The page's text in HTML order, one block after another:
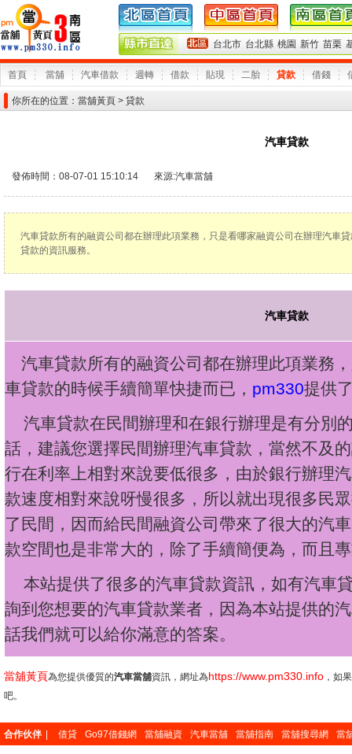
台北市 台北縣 桃園 新竹 苗栗
首頁 當舖 汽車借款 週轉 借款 貼現 二胎 貸款 借錢
你所在的位置： 當舖黃頁 > 貸款
汽車貸款
發佈時間：08-07-01 15:10:14 來源:汽車當舖
汽車貸款所有的融資公司都在辦理此項業務，只是看哪家融資公司在辦理汽車
貸款的資訊服務。
汽車貸款
汽車貸款所有的融資公司都在辦理此項業務
車貸款的時候手續簡單快捷而已， pm330提供
汽車貸款在民間辦理和在銀行辦理是有分別
話，建議您選擇民間辦理汽車貸款，當然不及
行在利率上相對來說要低很多，由於銀行辦理
款速度相對來說呀慢很多，所以就出現很多民
了民間，因而給民間融資公司帶來了很大的汽
款空間也是非常大的，除了手續簡便為，而且
本站提供了很多的汽車貸款資訊，如有汽車
詢到您想要的汽車貸款業者，因為本站提供的
話我們就可以給你滿意的答案。
當舖黃頁為您提供優質的汽車當舖資訊，網址為https://www.pm330.info ，如
吧。
合作伙伴 借貸 Go97借錢網 當舖融資 汽車當舖 當舖指南 當舖搜尋網 當